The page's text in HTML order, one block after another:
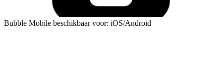
Bubble Mobile beschikbaar voor: iOS/Android